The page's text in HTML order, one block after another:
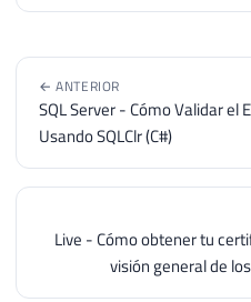
← ANTERIOR
SQL Server - Cómo Validar el
Usando SQLClr (C#)
Live - Cómo obtener tu
visión general de